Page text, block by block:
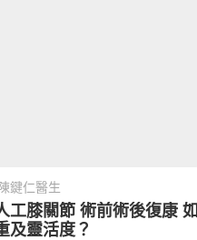
鍵仁醫生
工膝關節 術前術後復康 如
及靈活度？